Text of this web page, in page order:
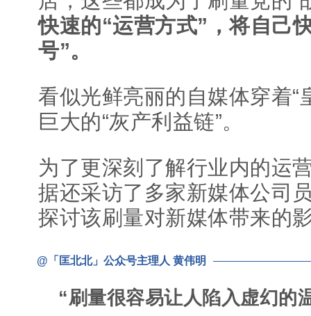
快速的“运营方式”，将自己
号”。
看似光鲜亮丽的自媒体穿着“
巨大的“灰产利益链”。
为了更深刻了解行业内的运
据还采访了多家新媒体公司
探讨该刷量对新媒体带来的
@「匡北北」公众号主理人 黄伟明
“刷量很容易让人陷入虚幻的